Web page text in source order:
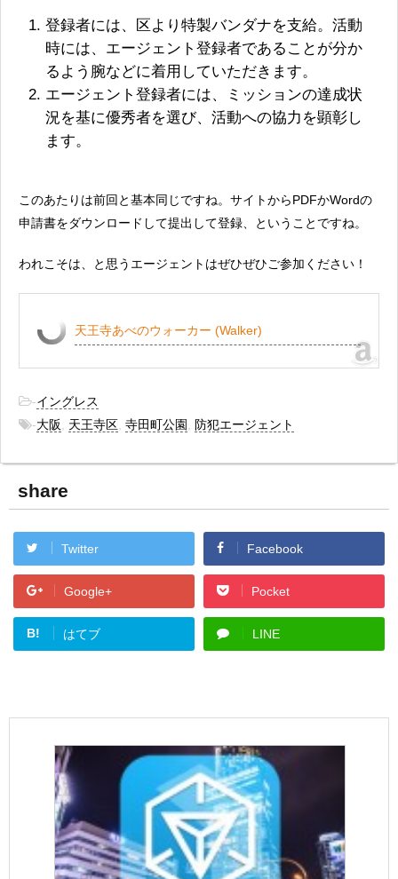
登録者には、区より特製バンダナを支給。活動
時には、エージェント登録者であることが分か
るよう腕などに着用していただきます。
エージェント登録者には、ミッションの達成状
況を基に優秀者を選び、活動への協力を顕彰し
ます。
このあたりは前回と基本同じですね。サイトからPDFかWordの
申請書をダウンロードして提出して登録、ということですね。
われこそは、と思うエージェントはぜひぜひご参加ください！
天王寺あべのウォーカー (Walker)
-イングレス
-大阪 天王寺区 寺田町公園 防犯エージェント
share
Twitter Facebook
Google+ Pocket
B! はてブ LINE